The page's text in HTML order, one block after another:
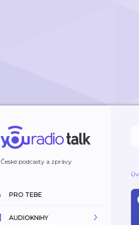
České podcasty a zprávy
PRO TEBE
AUDIOKNIHY